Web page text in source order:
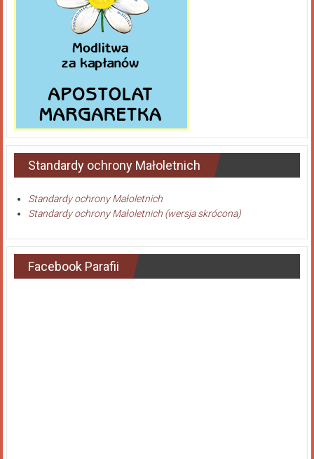
Standardy ochrony Małoletnich
Standardy ochrony Małoletnich
Standardy ochrony Małoletnich (wersja skrócona)
Facebook Parafii